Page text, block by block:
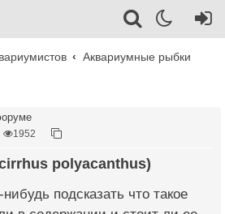
Аквариумные рыбки
1952
polyacanthus)
подсказать что такое